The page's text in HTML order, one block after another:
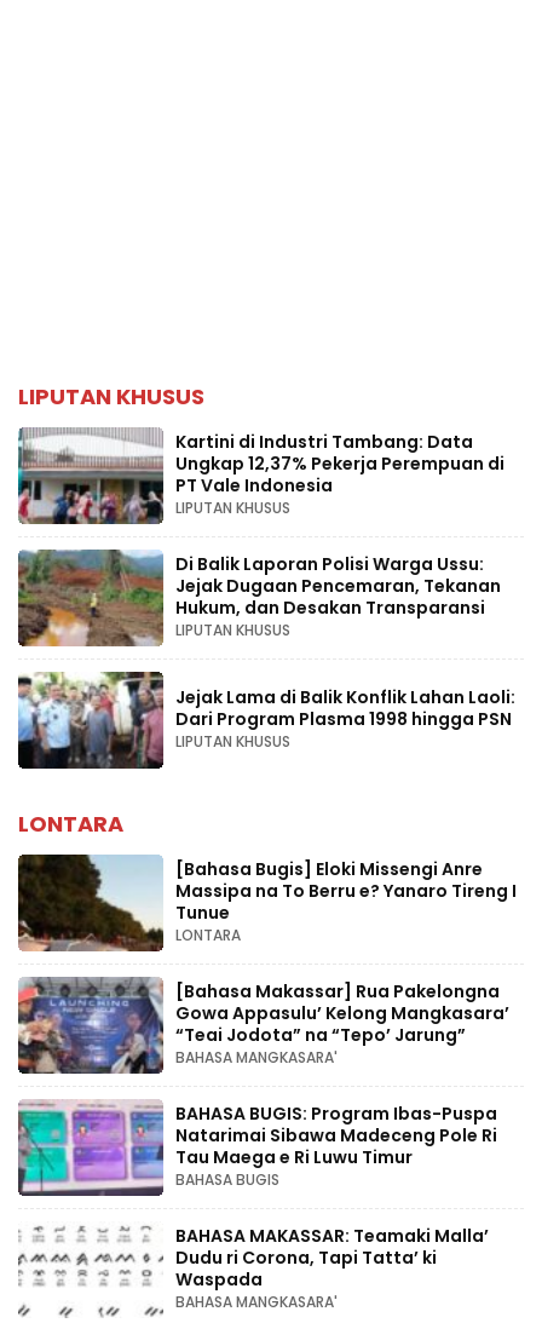
LIPUTAN KHUSUS
Kartini di Industri Tambang: Data
Ungkap 12,37% Pekerja Perempuan di
PT Vale Indonesia
LIPUTAN KHUSUS
Di Balik Laporan Polisi Warga Ussu:
Jejak Dugaan Pencemaran, Tekanan
Hukum, dan Desakan Transparansi
LIPUTAN KHUSUS
Jejak Lama di Balik Konflik Lahan Laoli:
Dari Program Plasma 1998 hingga PSN
LIPUTAN KHUSUS
LONTARA
[Bahasa Bugis] ‎Eloki Missengi Anre
Massipa na To Berru e? Yanaro Tireng I
Tunue
LONTARA
[Bahasa Makassar] Rua Pakelongna
Gowa Appasulu’ Kelong Mangkasara’
“Teai Jodota” na “Tepo’ Jarung”
BAHASA MANGKASARA'
BAHASA BUGIS: Program Ibas-Puspa
Natarimai Sibawa Madeceng Pole Ri
Tau Maega e Ri Luwu Timur
BAHASA BUGIS
BAHASA MAKASSAR: Teamaki Malla’
Dudu ri Corona, Tapi Tatta’ ki
Waspada
BAHASA MANGKASARA'